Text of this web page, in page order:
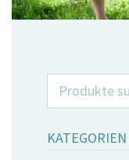
Search for:
KATEGORIEN